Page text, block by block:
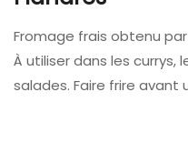
Fromage frais obtenu
À utiliser dans les currys,
salades. Faire frire avant